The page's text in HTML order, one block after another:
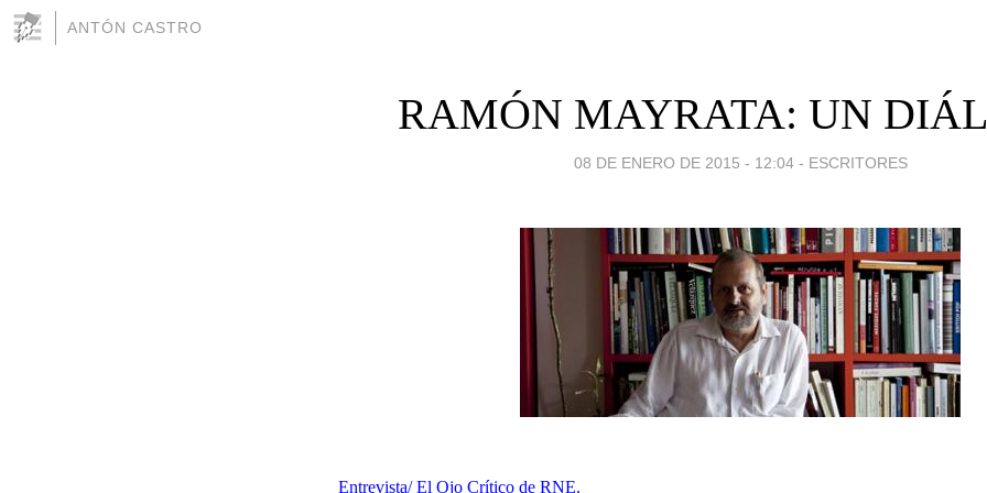
ANTÓN CASTRO
RAMÓN MAYRATA: UN
08 DE ENERO DE 2015 - 12:04 - ESCRITORES
Entrevista/ El Ojo Crítico de RNE.